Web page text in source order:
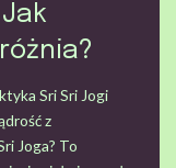
Sri Sri Jogi
z
Joga? To